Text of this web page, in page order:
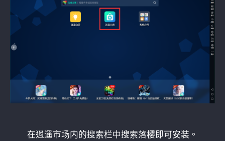
在逍遥市场内的搜索栏中搜索落樱即可安装。